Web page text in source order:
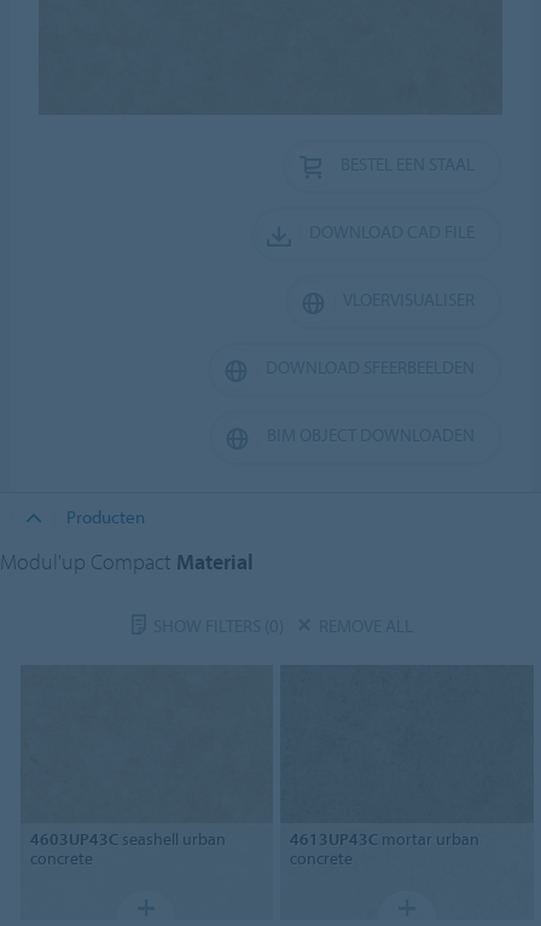
Producten
Modul'up Compact Material
4603UP43C seashell urban
concrete
4613UP43C mortar urban
concrete